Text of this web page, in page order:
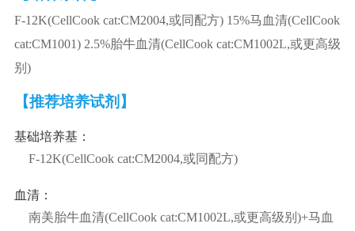
F-12K(CellCook cat:CM2004,或同配方) 15%马血清(CellCook
cat:CM1001) 2.5%胎牛血清(CellCook cat:CM1002L,或更高级
别)
【推荐培养试剂】
基础培养基：
F-12K(CellCook cat:CM2004,或同配方)
血清：
南美胎牛血清(CellCook cat:CM1002L,或更高级别)+马血